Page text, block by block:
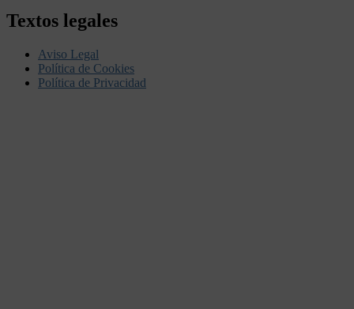
Textos legales
Aviso Legal
Política de Cookies
Política de Privacidad